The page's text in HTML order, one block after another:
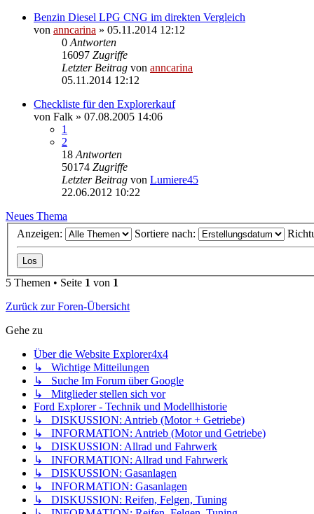
Benzin Diesel LPG CNG im direkten Vergleich
von anncarina » 05.11.2014 12:12
0 Antworten
16097 Zugriffe
Letzter Beitrag von anncarina
05.11.2014 12:12
Checkliste für den Explorerkauf
von Falk » 07.08.2005 14:06
1
2
18 Antworten
50174 Zugriffe
Letzter Beitrag von Lumiere45
22.06.2012 10:22
Neues Thema
Anzeigen:
Sortiere nach:
5 Themen • Seite 1 von 1
Zurück zur Foren-Übersicht
Gehe zu
Über die Website Explorer4x4
↳ Wichtige Mitteilungen
↳ Suche Im Forum über Google
↳ Mitglieder stellen sich vor
Ford Explorer - Technik und Modellhistorie
↳ DISKUSSION: Antrieb (Motor + Getriebe)
↳ INFORMATION: Antrieb (Motor und Getriebe)
↳ DISKUSSION: Allrad und Fahrwerk
↳ INFORMATION: Allrad und Fahrwerk
↳ DISKUSSION: Gasanlagen
↳ INFORMATION: Gasanlagen
↳ DISKUSSION: Reifen, Felgen, Tuning